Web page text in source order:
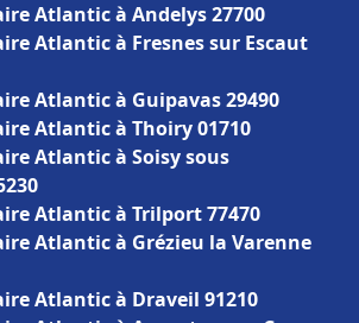
Atlantic à Andelys 27700
Atlantic à Fresnes sur Escaut
Atlantic à Guipavas 29490
Atlantic à Thoiry 01710
Atlantic à Soisy sous
Atlantic à Trilport 77470
Atlantic à Grézieu la Varenne
Atlantic à Draveil 91210